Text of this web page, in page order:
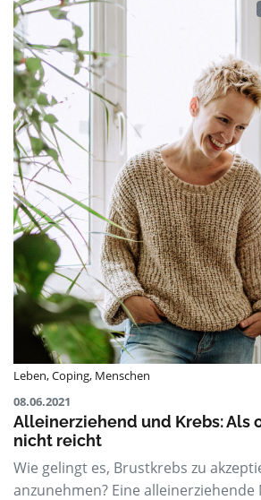
Leben,Coping, Menschen
08.06.2021
Alleinerziehend und Krebs: Als
nicht reicht
Wie gelingt es, Brustkrebs zu
anzunehmen? Eine